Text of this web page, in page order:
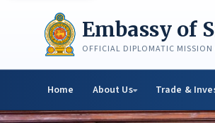
Embassy of
OFFICIAL DIPLOMATIC
Home About Us Trade &